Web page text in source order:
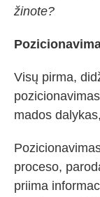
žinote?
Visų pirma,
mados
proceso,
priima